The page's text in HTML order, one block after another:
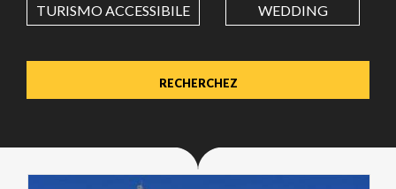
Value in decimal degrees. Use dot (.) as decimal separator.
TURISMO ACCESSIBILE WEDDING